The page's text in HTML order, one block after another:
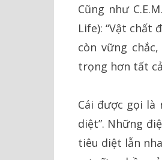
Cũng như
Life): “Vật chất
còn vững
trọng hơn tất
Cái được gọi
diệt”. Những
tiêu diệt lẫn